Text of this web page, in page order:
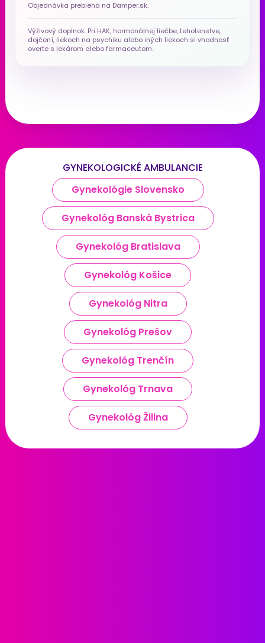
Objednávka prebieha na Damper.sk.
Výživový doplnok. Pri HAK, hormonálnej liečbe, tehotenstve,
dojčení, liekoch na psychiku alebo iných liekoch si vhodnosť
overte s lekárom alebo farmaceutom.
GYNEKOLOGICKÉ AMBULANCIE
Gynekológie Slovensko
Gynekológ Banská Bystrica
Gynekológ Bratislava
Gynekológ Košice
Gynekológ Nitra
Gynekológ Prešov
Gynekológ Trenčín
Gynekológ Trnava
Gynekológ Žilina